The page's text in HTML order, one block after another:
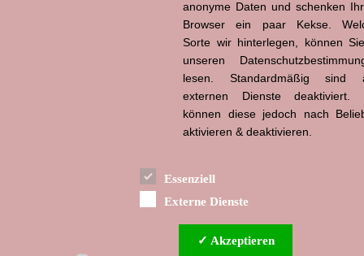
anonyme Daten und schenken
Browser ein paar Kekse.
Sorte wir hinterlegen, können
unseren
lesen. Standardmäßig sind
externen Dienste deaktiviert.
können diese jedoch nach
aktivieren & deaktivieren.
Essenziell
Externe Dienste
✓ Akzeptieren